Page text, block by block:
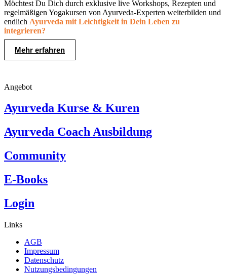
Möchtest Du Dich durch exklusive live Workshops, Rezepten und
regelmäßigen Yogakursen von Ayurveda-Experten weiterbilden und
endlich Ayurveda mit Leichtigkeit in Dein Leben zu
integrieren?
Mehr erfahren
Angebot
Ayurveda Kurse & Kuren
Ayurveda Coach Ausbildung
Community
E-Books
Login
Links
AGB
Impressum
Datenschutz
Nutzungsbedingungen